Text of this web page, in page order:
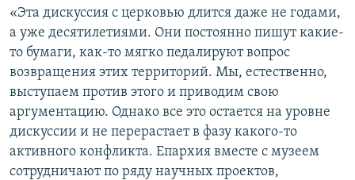
«Эта дискуссия с церковью длится даже не годами,
а уже десятилетиями. Они постоянно пишут какие-
то бумаги, как-то мягко педалируют вопрос
возвращения этих территорий. Мы, естественно,
выступаем против этого и приводим свою
аргументацию. Однако все это остается на уровне
дискуссии и не перерастает в фазу какого-то
активного конфликта. Епархия вместе с музеем
сотрудничают по ряду научных проектов,